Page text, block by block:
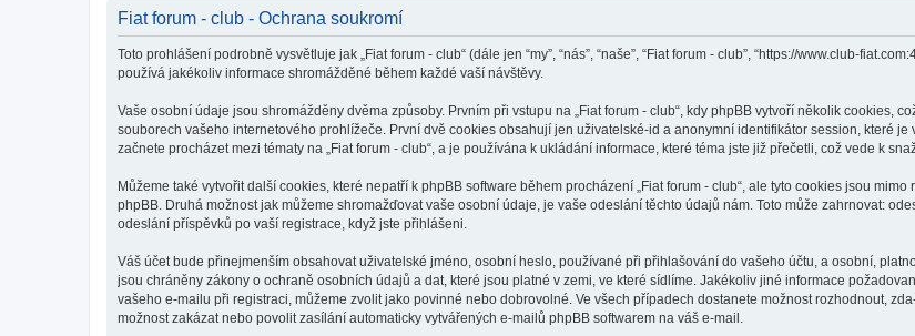
Fiat forum - club - Ochrana soukromí
Toto prohlášení podrobně vysvětluje jak „Fiat forum - club“ (dále jen “my”, “nás”, “naše”, “Fiat forum - club”, “https://www.club-
používá jakékoliv informace shromážděné během každé vaší návštěvy.
Vaše osobní údaje jsou shromážděny dvěma způsoby. Prvním při vstupu na „Fiat forum - club“, kdy phpBB vytvoří několik cookies,
souborech vašeho internetového prohlížeče. První dvě cookies obsahují jen uživatelské-id a anonymní identifikátor session, které
začnete procházet mezi tématy na „Fiat forum - club“, a je používána k ukládání informace, které téma jste již přečetli, což vede k
Můžeme také vytvořit další cookies, které nepatří k phpBB software během procházení „Fiat forum - club“, ale tyto cookies jsou
phpBB. Druhá možnost jak můžeme shromažďovat vaše osobní údaje, je vaše odeslání těchto údajů nám. Toto může zahrnovat:
odeslání příspěvků po vaší registrace, když jste přihlášeni.
Váš účet bude přinejmenším obsahovat uživatelské jméno, osobní heslo, používané při přihlašování do vašeho účtu, a osobní,
jsou chráněny zákony o ochraně osobních údajů a dat, které jsou platné v zemi, ve které sídlíme. Jakékoliv jiné informace
vašeho e-mailu při registraci, můžeme zvolit jako povinné nebo dobrovolné. Ve všech případech dostanete možnost rozhodnout,
možnost zakázat nebo povolit zasílání automaticky vytvářených e-mailů phpBB softwarem na váš e-mail.